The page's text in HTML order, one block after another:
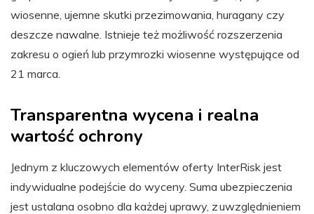
wiosenne, ujemne skutki przezimowania, huragany czy
deszcze nawalne. Istnieje też możliwość rozszerzenia
zakresu o ogień lub przymrozki wiosenne występujące od
21 marca.
Transparentna wycena i realna
wartość ochrony
Jednym z kluczowych elementów oferty InterRisk jest
indywidualne podejście do wyceny. Suma ubezpieczenia
jest ustalana osobno dla każdej uprawy, z uwzględnieniem